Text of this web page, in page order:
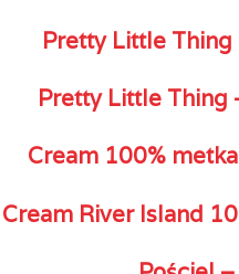
Pretty Little Thing
Pretty Little Thing
Cream 100%
Cream River Island